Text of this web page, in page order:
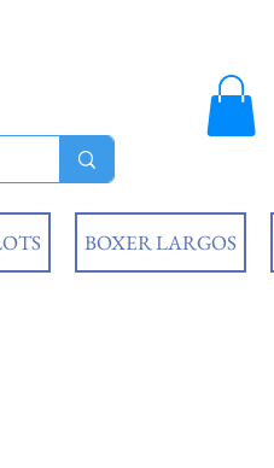
BOXER LARGOS